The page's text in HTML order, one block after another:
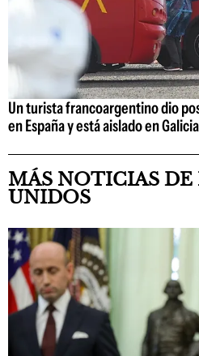
Un turista francoargentino dio
en España y está aislado en Galicia
MÁS NOTICIAS DE
UNIDOS